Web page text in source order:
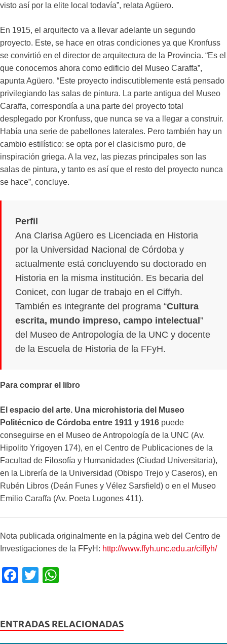
visto así por la elite local todavía”, relata Agüero.
En 1915, el arquitecto va a llevar adelante un segundo
proyecto. Este, se hace en otras condiciones ya que Kronfuss
se convirtió en el director de arquitectura de la Provincia. “Es el
que conocemos ahora como edificio del Museo Caraffa”,
apunta Agüero. “Este proyecto indiscutiblemente está pensado
privilegiando las salas de pintura. La parte antigua del Museo
Caraffa, correspondía a una parte del proyecto total
desplegado por Kronfuss, que nunca se va a llegar a construir.
Había una serie de pabellones laterales. Pero también hay un
cambio estilístico: se opta por el clasicismo puro, de
inspiración griega. A la vez, las piezas principales son las
salas de pintura, y tanto es así que el resto del proyecto nunca
se hace”, concluye.
Perfil
Ana Clarisa Agüero es Licenciada en Historia
por la Universidad Nacional de Córdoba y
actualmente está concluyendo su doctorado en
Historia en la misma institución. Es becaria del
Conicet, con lugar de trabajo en el Ciffyh.
También es integrante del programa “Cultura
escrita, mundo impreso, campo intelectual”
del Museo de Antropología de la UNC y docente
de la Escuela de Historia de la FFyH.
Para comprar el libro
El espacio del arte. Una microhistoria del Museo
Politécnico de Córdoba entre 1911 y 1916 puede
conseguirse en el Museo de Antropología de la UNC (Av.
Hipolito Yrigoyen 174), en el Centro de Publicaciones de la
Facultad de Filosofía y Humanidades (Ciudad Universitaria),
en la Librería de la Universidad (Obispo Trejo y Caseros), en
Rubén Libros (Deán Funes y Vélez Sarsfield) o en el Museo
Emilio Caraffa (Av. Poeta Lugones 411).
Nota publicada originalmente en la página web del Centro de
Investigaciones de la FFyH: http://www.ffyh.unc.edu.ar/ciffyh/
F
e
b
T
er s
A
ENTRADAS RELACIONADAS